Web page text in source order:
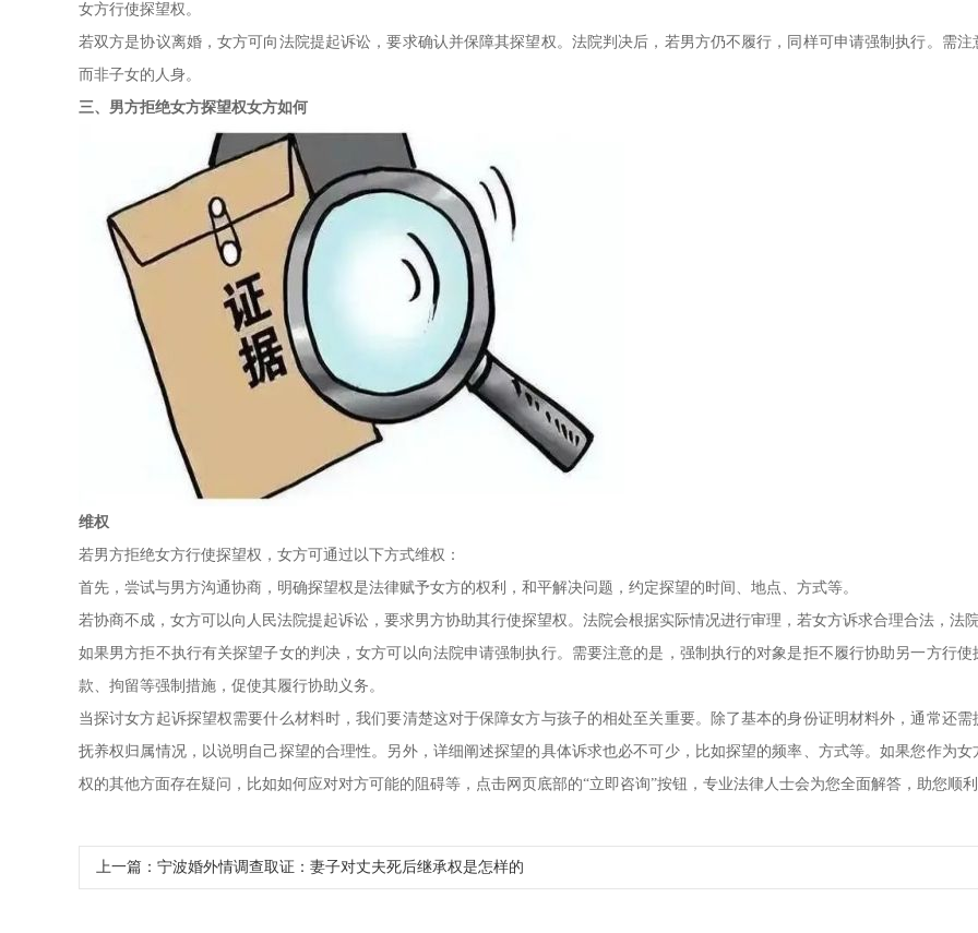
女方行使探望权。
若双方是协议离婚，女方可向法院提起诉讼，要求确认并保障其探望权。法院判决后，若男方仍不履行，同样可申请强制执行。需
而非子女的人身。
三、男方拒绝女方探望权女方如何
维权
若男方拒绝女方行使探望权，女方可通过以下方式维权：
首先，尝试与男方沟通协商，明确探望权是法律赋予女方的权利，和平解决问题，约定探望的时间、地点、方式等。
若协商不成，女方可以向人民法院提起诉讼，要求男方协助其行使探望权。法院会根据实际情况进行审理，若女方诉求合理合法，法
如果男方拒不执行有关探望子女的判决，女方可以向法院申请强制执行。需要注意的是，强制执行的对象是拒不履行协助另一方行
款、拘留等强制措施，促使其履行协助义务。
当探讨女方起诉探望权需要什么材料时，我们要清楚这对于保障女方与孩子的相处至关重要。除了基本的身份证明材料外，通常还
抚养权归属情况，以说明自己探望的合理性。另外，详细阐述探望的具体诉求也必不可少，比如探望的频率、方式等。如果您作为
权的其他方面存在疑问，比如如何应对对方可能的阻碍等，点击网页底部的“立即咨询”按钮，专业法律人士会为您全面解答，助您顺
上一篇： 宁波婚外情调查取证：妻子对丈夫死后继承权是怎样的